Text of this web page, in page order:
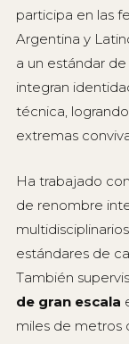
participa en las
Argentina y
a un estándar
integran
técnica,
extremas
Ha trabajado
de renombre
estándares de
También
de gran escala
miles de metros